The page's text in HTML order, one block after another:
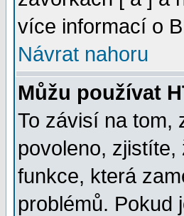
více informací o
Návrat nahoru
Můžu používat
To závisí na tom,
povoleno,
funkce, která
problémů. Pokud